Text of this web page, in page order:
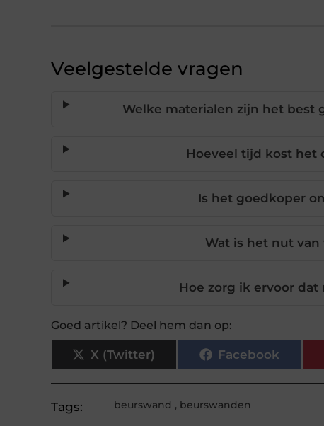
Veelgestelde vragen
Welke materialen zijn het best
Hoeveel tijd kost het
Is het goedkoper
Wat is het nut
Hoe zorg ik ervoor
Goed artikel? Deel hem dan op:
X (Twitter) Facebook
Tags: beurswand , beurswanden